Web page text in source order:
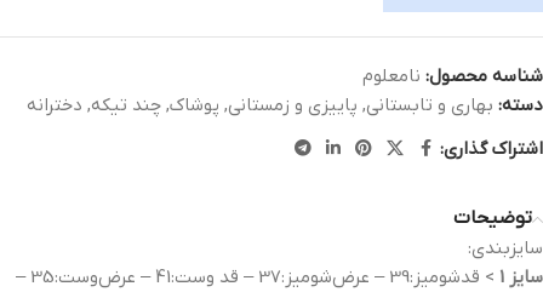
شناسه محصول: نامعلوم
دسته: بهاری و تابستانی, پاییزی و زمستانی, پوشاک, چند تیکه, دخترانه
اشتراک گذاری:
توضیحات
سایزبندی:
سایز 1
> قدشومیز:39 – عرض‌شومیز:37 – قد وست:41 – عرض‌وست:35 –